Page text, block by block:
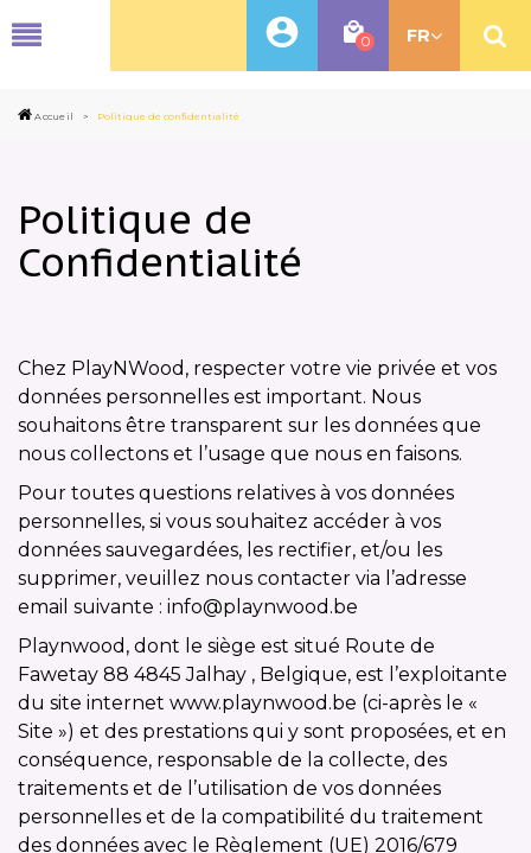
0 FR
Accueil > Politique de confidentialité
Politique de
Confidentialité
Chez PlayNWood, respecter votre vie privée et vos
données personnelles est important. Nous
souhaitons être transparent sur les données que
nous collectons et l’usage que nous en faisons.
Pour toutes questions relatives à vos données
personnelles, si vous souhaitez accéder à vos
données sauvegardées, les rectifier, et/ou les
supprimer, veuillez nous contacter via l’adresse
email suivante : info@playnwood.be
Playnwood, dont le siège est situé Route de
Fawetay 88 4845 Jalhay , Belgique, est l’exploitante
du site internet www.playnwood.be (ci-après le «
Site ») et des prestations qui y sont proposées, et en
conséquence, responsable de la collecte, des
traitements et de l’utilisation de vos données
personnelles et de la compatibilité du traitement
des données avec le Règlement (UE) 2016/679